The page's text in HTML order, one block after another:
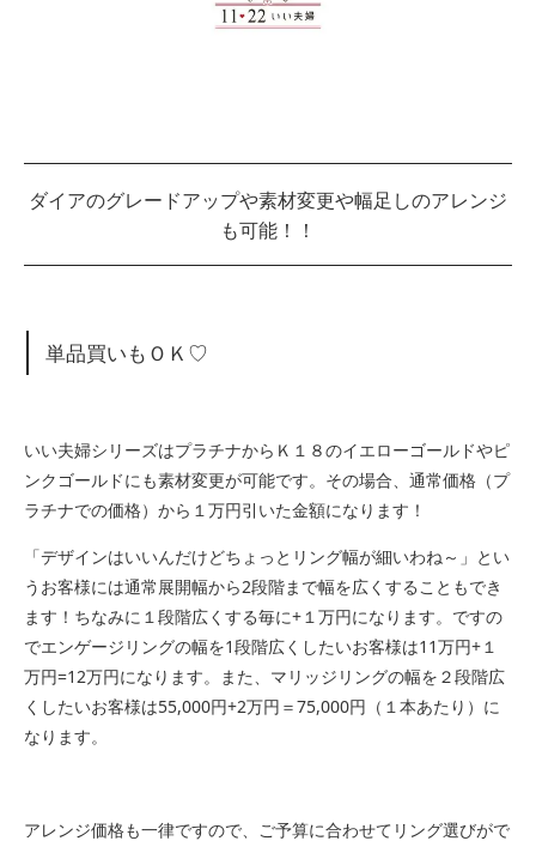
ダイアのグレードアップや素材変更や幅足しのアレンジ
も可能！！
単品買いもＯＫ♡
いい夫婦シリーズはプラチナからＫ１８のイエローゴールドやピ
ンクゴールドにも素材変更が可能です。その場合、通常価格（プ
ラチナでの価格）から１万円引いた金額になります！
「デザインはいいんだけどちょっとリング幅が細いわね～」とい
うお客様には通常展開幅から2段階まで幅を広くすることもでき
ます！ちなみに１段階広くする毎に+１万円になります。ですの
でエンゲージリングの幅を1段階広くしたいお客様は11万円+１
万円=12万円になります。また、マリッジリングの幅を２段階広
くしたいお客様は55,000円+2万円＝75,000円（１本あたり）に
なります。
アレンジ価格も一律ですので、ご予算に合わせてリング選びがで